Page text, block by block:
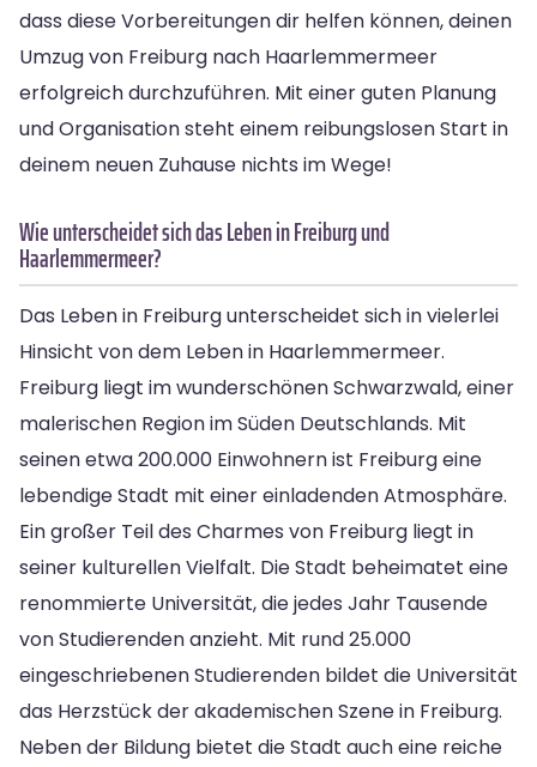
dass diese Vorbereitungen dir helfen können, deinen
Umzug von Freiburg nach Haarlemmermeer
erfolgreich durchzuführen. Mit einer guten Planung
und Organisation steht einem reibungslosen Start in
deinem neuen Zuhause nichts im Wege!
Wie unterscheidet sich das Leben in Freiburg und
Haarlemmermeer?
Das Leben in Freiburg unterscheidet sich in vielerlei
Hinsicht von dem Leben in Haarlemmermeer.
Freiburg liegt im wunderschönen Schwarzwald, einer
malerischen Region im Süden Deutschlands. Mit
seinen etwa 200.000 Einwohnern ist Freiburg eine
lebendige Stadt mit einer einladenden Atmosphäre.
Ein großer Teil des Charmes von Freiburg liegt in
seiner kulturellen Vielfalt. Die Stadt beheimatet eine
renommierte Universität, die jedes Jahr Tausende
von Studierenden anzieht. Mit rund 25.000
eingeschriebenen Studierenden bildet die Universität
das Herzstück der akademischen Szene in Freiburg.
Neben der Bildung bietet die Stadt auch eine reiche